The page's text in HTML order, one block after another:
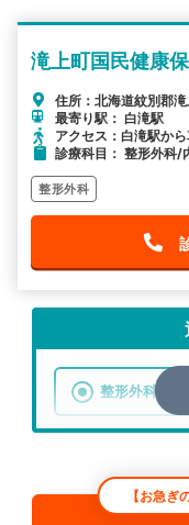
駅から探
滝上町国民健康
住所：北海道紋別郡
最寄り駅： 白滝駅
アクセス：白滝駅か
診療科目： 整形外科/
整形外科
整形外科
【お急ぎ